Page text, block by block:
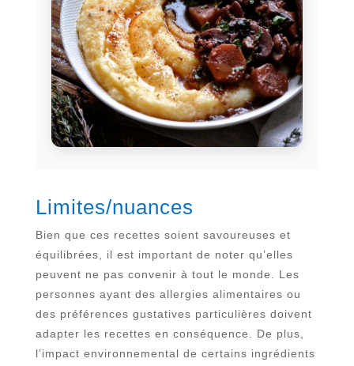
Limites/nuances
Bien que ces recettes soient savoureuses et
équilibrées, il est important de noter qu’elles
peuvent ne pas convenir à tout le monde. Les
personnes ayant des allergies alimentaires ou
des préférences gustatives particulières doivent
adapter les recettes en conséquence. De plus,
l’impact environnemental de certains ingrédients